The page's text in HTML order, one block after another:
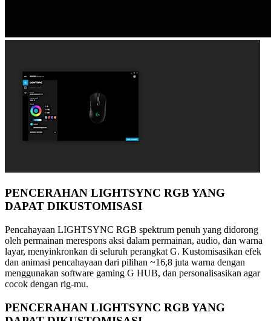
PENCERAHAN LIGHTSYNC RGB YANG
DAPAT DIKUSTOMISASI
Pencahayaan LIGHTSYNC RGB spektrum penuh yang didorong
oleh permainan merespons aksi dalam permainan, audio, dan warna
layar, menyinkronkan di seluruh perangkat G. Kustomisasikan efek
dan animasi pencahayaan dari pilihan ~16,8 juta warna dengan
menggunakan software gaming G HUB, dan personalisasikan agar
cocok dengan rig-mu.
PENCERAHAN LIGHTSYNC RGB YANG